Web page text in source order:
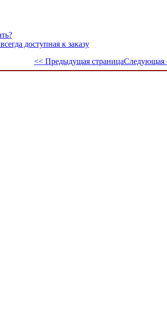
доступная к заказу
<< Предыдущая страницаСледующая